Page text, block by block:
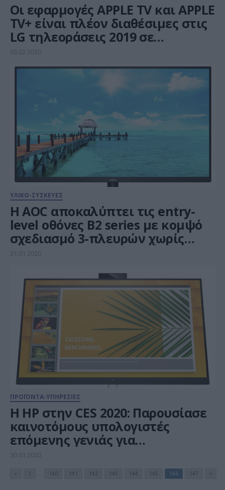
Οι εφαρμογές APPLE TV και APPLE
TV+ είναι πλέον διαθέσιμες στις
LG τηλεοράσεις 2019 σε
περισσότερες από 80 χώρες
05.02.2020
ΥΛΙΚΟ-ΣΥΣΚΕΥΕΣ
Η AOC αποκαλύπτει τις entry-
level οθόνες B2 series με κομψό
σχεδιασμό 3-πλευρών χωρίς
πλαίσιο
31.01.2020
ΠΡΟΪΟΝΤΑ-ΥΠΗΡΕΣΙΕΣ
H HP στην CES 2020: Παρουσίασε
καινοτόμους υπολογιστές
επόμενης γενιάς για
περισσότερη ελευθερία στην
εργασία, την καθημερινότητα
και το παιχνίδι
30.01.2020
140 141 142 143 144 145 146 147